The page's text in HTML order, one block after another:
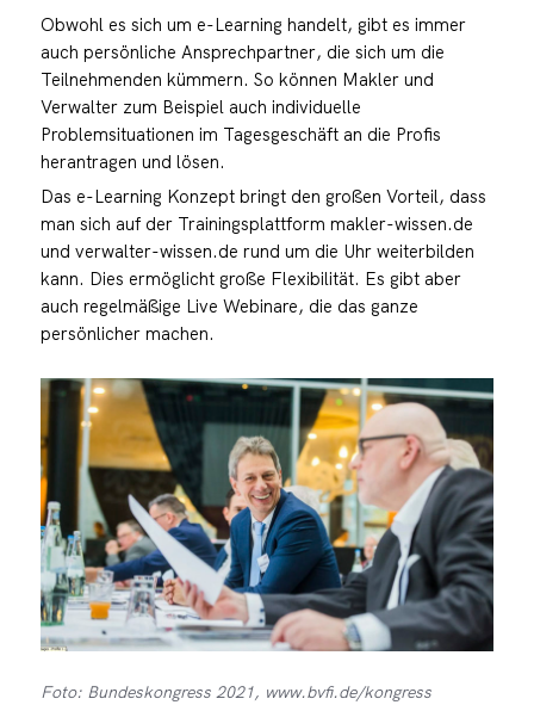
Obwohl es sich um e-Learning handelt, gibt es immer
auch persönliche Ansprechpartner, die sich um die
Teilnehmenden kümmern. So können Makler und
Verwalter zum Beispiel auch individuelle
Problemsituationen im Tagesgeschäft an die Profis
herantragen und lösen.
Das e-Learning Konzept bringt den großen Vorteil, dass
man sich auf der Trainingsplattform makler-wissen.de
und verwalter-wissen.de rund um die Uhr weiterbilden
kann. Dies ermöglicht große Flexibilität. Es gibt aber
auch regelmäßige Live Webinare, die das ganze
persönlicher machen.
Foto: Bundeskongress 2021, www.bvfi.de/kongress